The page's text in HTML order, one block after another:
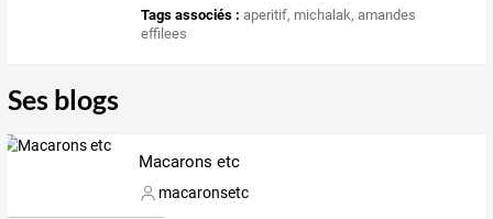
Tags associés : aperitif, michalak,amandes
effilees
Ses blogs
Macarons etc
macaronsetc